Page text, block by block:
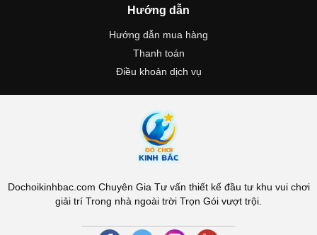
Hướng dẫn
Hướng dẫn mua hàng
Thanh toán
Điều khoản dịch vụ
Dochoikinhbac.com Chuyên Gia Tư vấn thiết kế đầu tư khu vui chơi
giải trí Trong nhà ngoài trời Trọn Gói vượt trội.